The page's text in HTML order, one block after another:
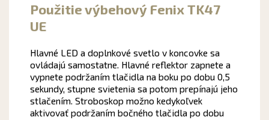
Použitie výbehový Fenix TK47
UE
Hlavné LED a doplnkové svetlo v koncovke sa
ovládajú samostatne. Hlavné reflektor zapnete a
vypnete podržaním tlačidla na boku po dobu 0,5
sekundy, stupne svietenia sa potom prepínajú jeho
stlačením. Stroboskop možno kedykoľvek
aktivovať podržaním bočného tlačidla po dobu